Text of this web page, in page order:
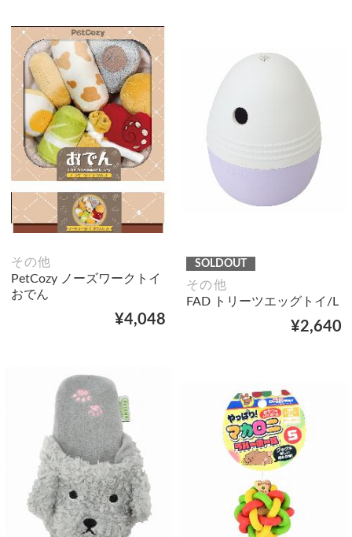
その他
PetCozy ノーズワークトイ
おでん
¥4,048
SOLDOUT
その他
FAD トリーツエッグトイ/L
¥2,640